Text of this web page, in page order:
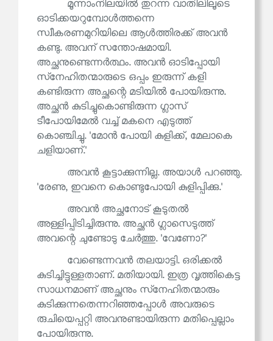
മൂന്നാംനിലയിൽ തുറന്ന വാതിലിലൂടെ
ഓടിക്കയറുമ്പോൾത്തന്നെ
സ്വീകരണമുറിയിലെ ആൾത്തിരക്ക് അവൻ
കണ്ടു. അവന് സന്തോഷമായി.
അച്ഛനുണ്ടെന്നർത്ഥം. അവൻ ഓടിപ്പോയി
സ്‌നേഹിതന്മാരുടെ ഒപ്പം ഇരുന്ന് കളി
കണ്ടിരുന്ന അച്ഛന്റെ മടിയിൽ പോയിരുന്നു.
അച്ഛൻ കുടിച്ചുകൊണ്ടിരുന്ന ഗ്ലാസ്
ടീപോയിമേൽ വച്ച് മകനെ എടുത്ത്
കൊഞ്ചിച്ചു. 'മോൻ പോയി കുളിക്ക്, മേലാകെ
ചളിയാണ്.'
അവൻ കൂട്ടാക്കുന്നില്ല. അയാൾ പറഞ്ഞു.
'രേണു, ഇവനെ കൊണ്ടുപോയി കുളിപ്പിക്കു.'
അവൻ അച്ഛനോട് കൂടുതൽ
അള്ളിപ്പിടിച്ചിരുന്നു. അച്ഛൻ ഗ്ലാസെടുത്ത്
അവന്റെ ചുണ്ടോടു ചേർത്തു. 'വേണോ?'
വേണ്ടെന്നവൻ തലയാട്ടി. ഒരിക്കൽ
കുടിച്ചിട്ടുള്ളതാണ്. മതിയായി. ഇത്ര വൃത്തികെട്ട
സാധനമാണ് അച്ഛനും സ്‌നേഹിതന്മാരും
കുടിക്കുന്നതെന്നറിഞ്ഞപ്പോൾ അവരുടെ
രുചിയെപ്പറ്റി അവനുണ്ടായിരുന്ന മതിപ്പെല്ലാം
പോയിരുന്നു.